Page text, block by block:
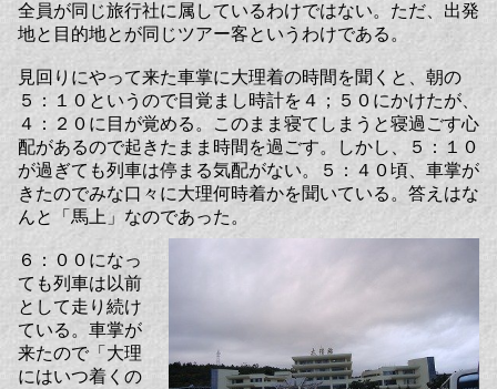
全員が同じ旅行社に属しているわけではない。ただ、出発
地と目的地とが同じツアー客というわけである。
見回りにやって来た車掌に大理着の時間を聞くと、朝の
５：１０というので目覚まし時計を４；５０にかけたが、
４：２０に目が覚める。このまま寝てしまうと寝過ごす心
配があるので起きたまま時間を過ごす。しかし、５：１０
が過ぎても列車は停まる気配がない。５：４０頃、車掌が
きたのでみな口々に大理何時着かを聞いている。答えはな
んと「馬上」なのであった。
６：００になっ
ても列車は以前
として走り続け
ている。車掌が
来たので「大理
にはいつ着くの